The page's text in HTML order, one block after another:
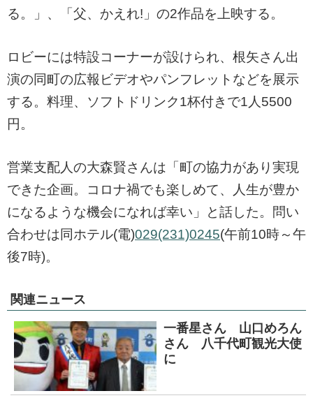
る。」、「父、かえれ!」の2作品を上映する。
ロビーには特設コーナーが設けられ、根矢さん出
演の同町の広報ビデオやパンフレットなどを展示
する。料理、ソフトドリンク1杯付きで1人5500
円。
営業支配人の大森賢さんは「町の協力があり実現
できた企画。コロナ禍でも楽しめて、人生が豊か
になるような機会になれば幸い」と話した。問い
合わせは同ホテル(電)029(231)0245(午前10時～午
後7時)。
関連ニュース
一番星さん 山口めろん
さん 八千代町観光大使
に